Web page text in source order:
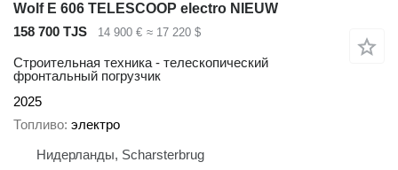
Wolf E 606 TELESCOOP electro NIEUW
158 700 TJS
14 900 € ≈ 17 220 $
Строительная техника - телескопический
фронтальный погрузчик
2025
Топливо электро
Нидерланды, Scharsterbrug